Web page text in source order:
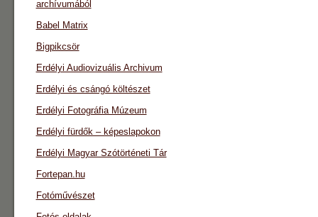
archívumából
Babel Matrix
Bigpikcsör
Erdélyi Audiovizuális Archivum
Erdélyi és csángó költészet
Erdélyi Fotográfia Múzeum
Erdélyi fürdők – képeslapokon
Erdélyi Magyar Szótörténeti Tár
Fortepan.hu
Fotóművészet